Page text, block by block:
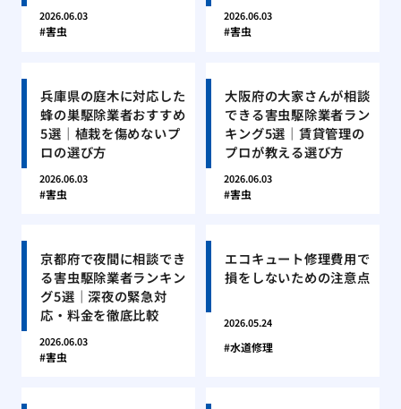
2026.06.03
害虫
2026.06.03
害虫
兵庫県の庭木に対応した
蜂の巣駆除業者おすすめ
5選｜植栽を傷めないプ
ロの選び方
2026.06.03
害虫
大阪府の大家さんが相談
できる害虫駆除業者ラン
キング5選｜賃貸管理の
プロが教える選び方
2026.06.03
害虫
京都府で夜間に相談でき
る害虫駆除業者ランキン
グ5選｜深夜の緊急対
応・料金を徹底比較
2026.06.03
害虫
エコキュート修理費用で
損をしないための注意点
2026.05.24
水道修理